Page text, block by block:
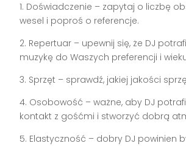
1. Doświadczenie – zapytaj o liczbę
wesel i poproś o referencje.
2. Repertuar – upewnij się, że DJ
muzykę do Waszych preferencji i
3. Sprzęt – sprawdź, jakiej jakości
4. Osobowość – ważne, aby DJ
kontakt z gośćmi i stworzyć dobrą
5. Elastyczność – dobry DJ powinien